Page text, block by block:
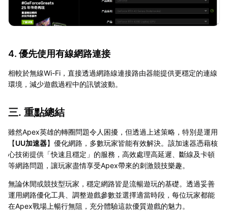
4. 優先使用有線網路連接
相較於無線Wi-Fi，直接透過網路線連接路由器能提供更穩定的連線
環境，減少遊戲過程中的訊號波動。
三. 重點總結
雖然Apex英雄的轉圈問題令人困擾，但透過上述策略，特別是運用
【UU加速器】優化網路，多數玩家皆能有效解決。該加速器憑藉核
心技術提供「快速且穩定」的服務，高效處理高延遲、斷線及卡頓
等網路問題，讓玩家盡情享受Apex帶來的刺激競技樂趣。
無論休閒或競技型玩家，穩定網路皆是流暢遊玩的基礎。透過妥善
運用網路優化工具、調整遊戲參數並選擇適當時段，每位玩家都能
在Apex戰場上暢行無阻，充分體驗這款優質遊戲的魅力。